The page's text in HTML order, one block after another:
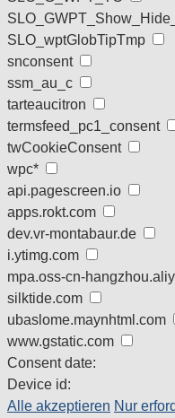
SLO_wptGlobTipTmp
snconsent
ssm_au_c
tarteaucitron
termsfeed_pc1_consent
twCookieConsent
wpc*
api.pagescreen.io
apps.rokt.com
dev.vr-montabaur.de
i.ytimg.com
mpa.oss-cn-
silktide.com
ubaslome.maynhtml.com
www.gstatic.com
Consent date:
Device id:
Alle akzeptieren Nur